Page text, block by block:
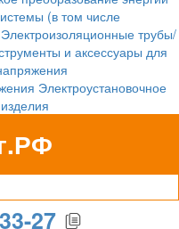
(в том числе
Электроизоляционные трубы/
и аксессуары для
Электроустановочное
бизнеса
27